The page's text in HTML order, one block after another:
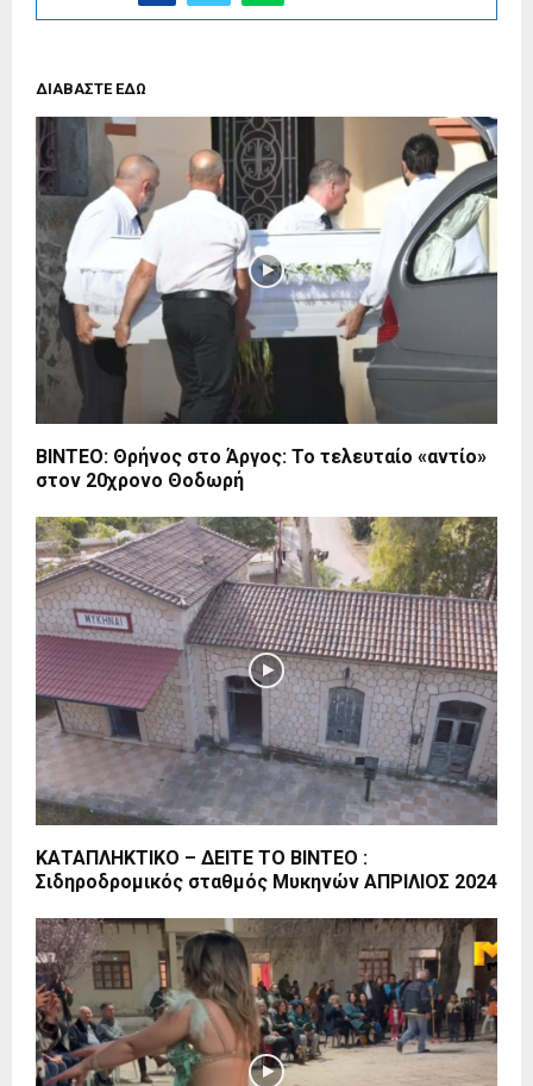
ΔΙΑΒΑΣΤΕ ΕΔΩ
ΒΙΝΤΕΟ: Θρήνος στο Άργος: Το τελευταίο «αντίο»
στον 20χρονο Θοδωρή
ΚΑΤΑΠΛΗΚΤΙΚΟ – ΔΕΙΤΕ ΤΟ ΒΙΝΤΕΟ :
Σιδηροδρομικός σταθμός Μυκηνών ΑΠΡΙΛΙΟΣ 2024